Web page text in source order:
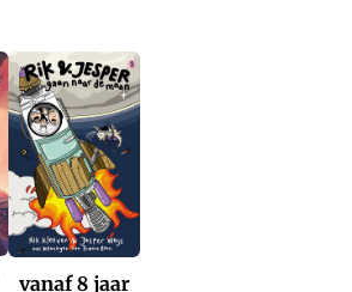
vanaf 8 jaar